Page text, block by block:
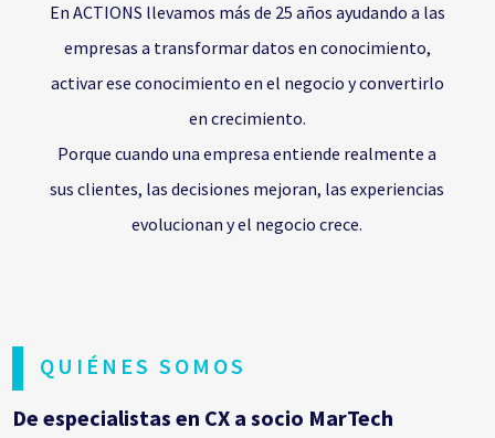
En ACTIONS llevamos más de 25 años ayudando a las
empresas a transformar datos en conocimiento,
activar ese conocimiento en el negocio y convertirlo
en crecimiento.
Porque cuando una empresa entiende realmente a
sus clientes, las decisiones mejoran, las experiencias
evolucionan y el negocio crece.
QUIÉNES SOMOS
De especialistas en CX a socio MarTech